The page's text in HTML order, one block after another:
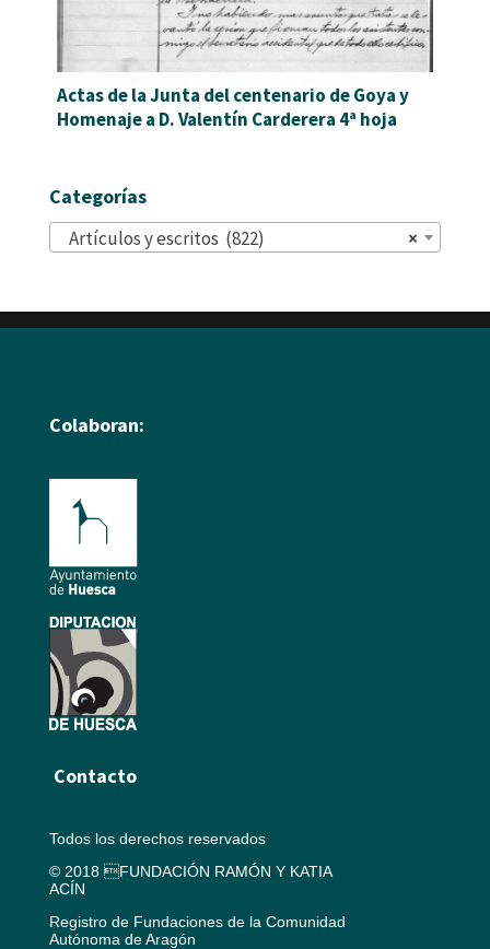
Actas de la Junta del centenario de Goya y
Homenaje a D. Valentín Carderera 4ª hoja
Categorías
×
Artículos y escritos (822)
Colaboran:
Contacto
Todos los derechos reservados
© 2018 FUNDACIÓN RAMÓN Y KATIA
ACÍN
Registro de Fundaciones de la Comunidad
Autónoma de Aragón